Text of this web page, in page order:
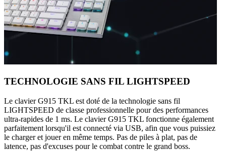
TECHNOLOGIE SANS FIL LIGHTSPEED
Le clavier G915 TKL est doté de la technologie sans fil
LIGHTSPEED de classe professionnelle pour des performances
ultra-rapides de 1 ms. Le clavier G915 TKL fonctionne également
parfaitement lorsqu'il est connecté via USB, afin que vous puissiez
le charger et jouer en même temps. Pas de piles à plat, pas de
latence, pas d'excuses pour le combat contre le grand boss.